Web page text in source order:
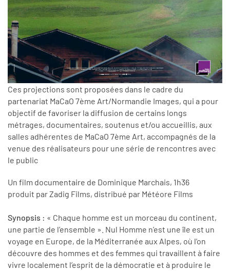
Ces projections sont proposées dans le cadre du
partenariat MaCaO 7ème Art/Normandie Images, qui a pour
objectif de favoriser la diffusion de certains longs
métrages, documentaires, soutenus et/ou accueillis, aux
salles adhérentes de MaCaO 7ème Art, accompagnés de la
venue des réalisateurs pour une série de rencontres avec
le public
Un film documentaire de Dominique Marchais, 1h36
produit par Zadig Films, distribué par Météore Films
Synopsis : « Chaque homme est un morceau du continent,
une partie de l’ensemble ». Nul Homme n’est une île est un
voyage en Europe, de la Méditerranée aux Alpes, où l’on
découvre des hommes et des femmes qui travaillent à faire
vivre localement l’esprit de la démocratie et à produire le